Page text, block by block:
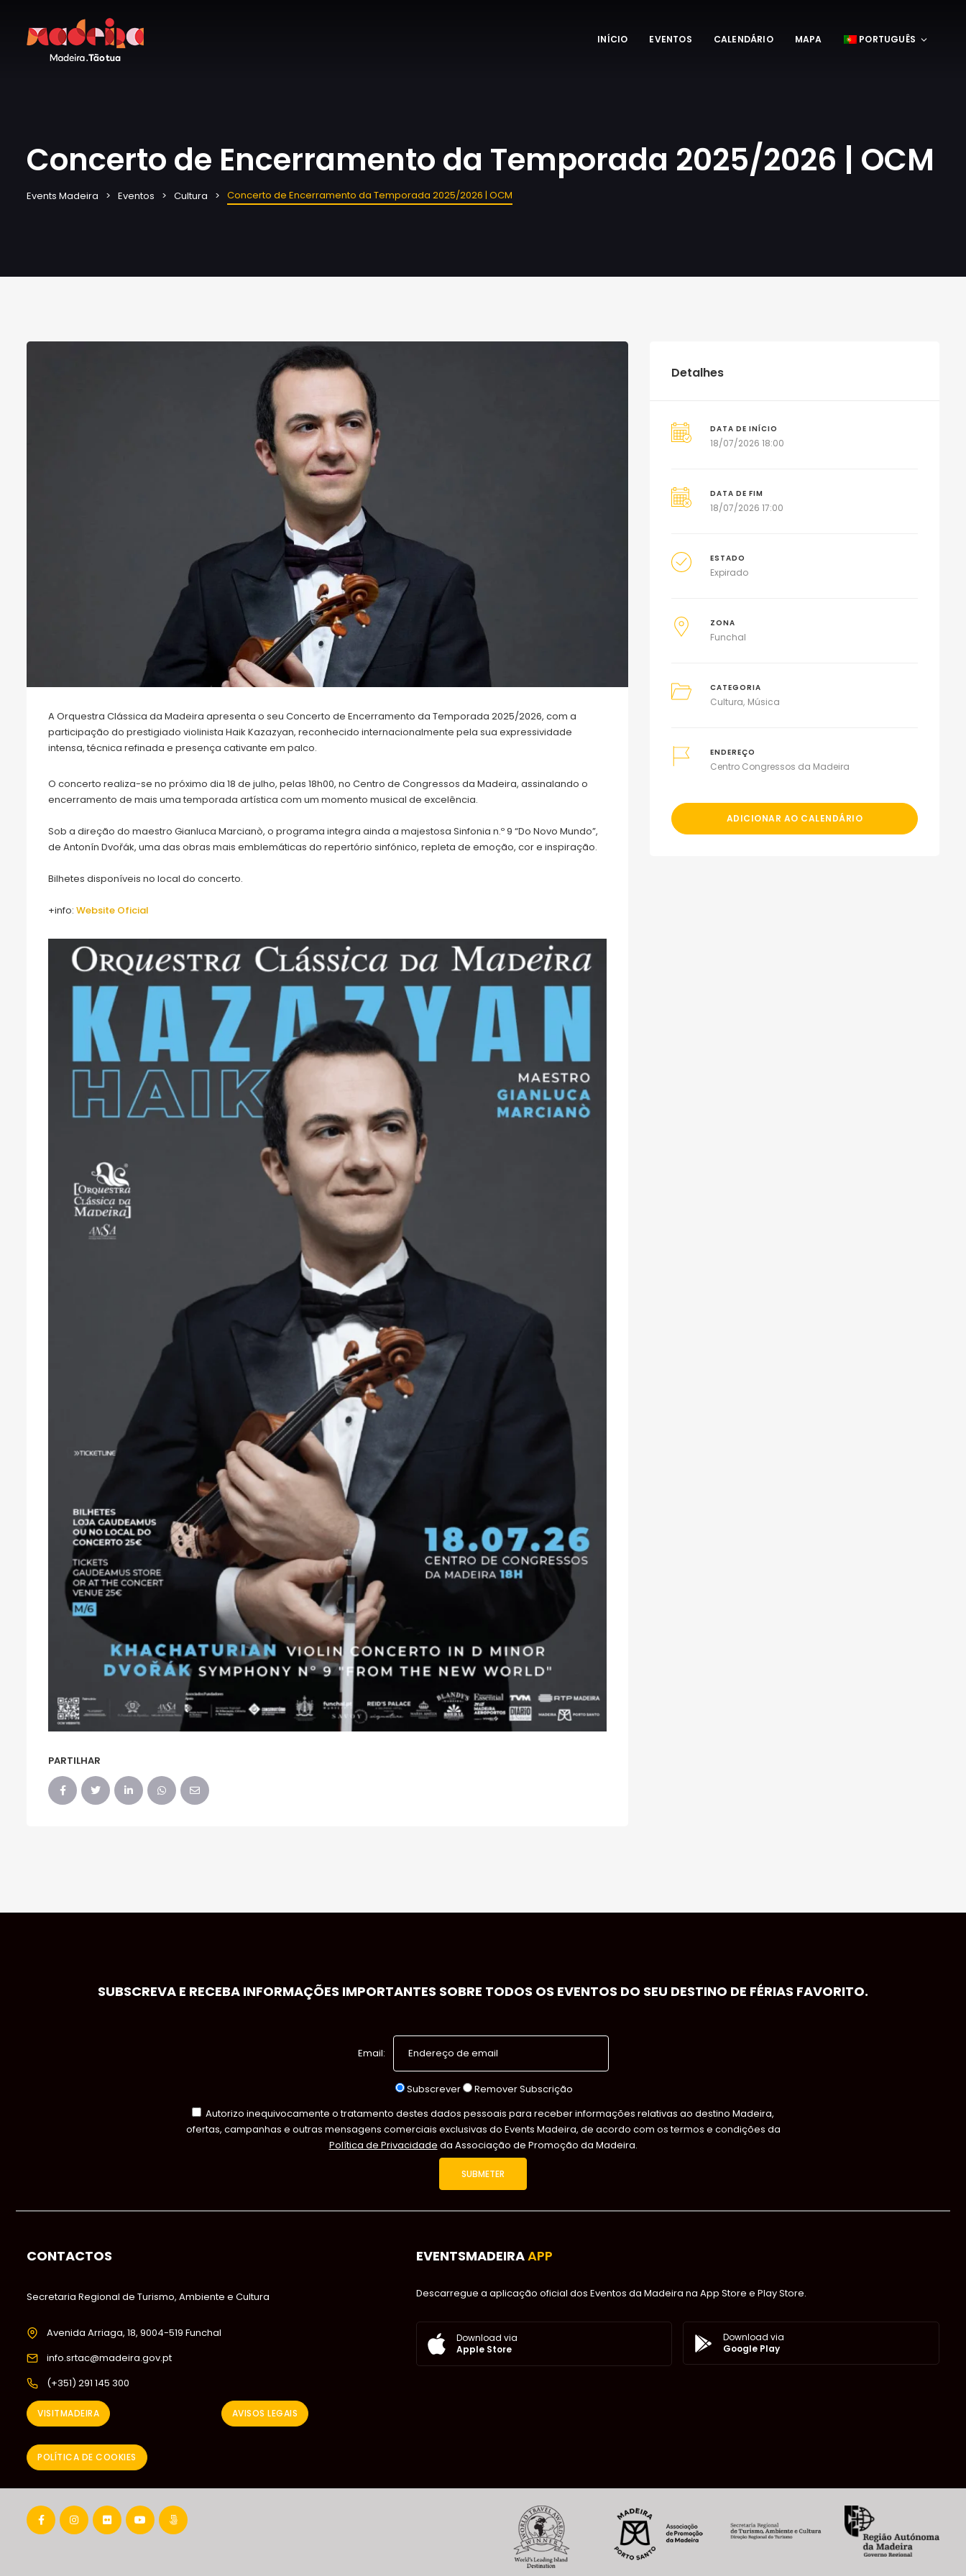
INÍCIO EVENTOS CALENDÁRIO MAPA PORTUGUÊS
Concerto de Encerramento da Temporada 2025/2026 | OCM
Events Madeira Eventos Cultura Concerto de Encerramento da Temporada 2025/2026 | OCM
A Orquestra Clássica da Madeira apresenta o seu Concerto de Encerramento da Temporada 2025/2026, com a
participação do prestigiado violinista Haik Kazazyan, reconhecido internacionalmente pela sua expressividade
intensa, técnica refinada e presença cativante em palco.
O concerto realiza-se no próximo dia 18 de julho, pelas 18h00, no Centro de Congressos da Madeira, assinalando o
encerramento de mais uma temporada artística com um momento musical de excelência.
Sob a direção do maestro Gianluca Marcianò, o programa integra ainda a majestosa Sinfonia n.º 9 “Do Novo Mundo”,
de Antonín Dvořák, uma das obras mais emblemáticas do repertório sinfónico, repleta de emoção, cor e inspiração.
Bilhetes disponíveis no local do concerto.
+info: Website Oficial
PARTILHAR
Detalhes
DATA DE INÍCIO
18/07/2026 18:00
DATA DE FIM
18/07/2026 17:00
ESTADO
Expirado
ZONA
Funchal
CATEGORIA
Cultura Música
ENDEREÇO
Centro Congressos da Madeira
ADICIONAR AO CALENDÁRIO
SUBSCREVA E RECEBA INFORMAÇÕES IMPORTANTES SOBRE TODOS OS EVENTOS DO SEU DESTINO DE FÉRIAS FAVORITO.
Email:
Subscrever
Remover Subscrição
Autorizo inequivocamente o tratamento destes dados pessoais para receber informações relativas ao destino Madeira,
ofertas, campanhas e outras mensagens comerciais exclusivas do Events Madeira, de acordo com os termos e condições da
Política de Privacidade da Associação de Promoção da Madeira.
CONTACTOS
Secretaria Regional de Turismo, Ambiente e Cultura
Avenida Arriaga, 18, 9004-519 Funchal
info.srtac@madeira.gov.pt
(+351) 291 145 300
VISITMADEIRA AVISOS LEGAIS
POLÍTICA DE COOKIES
EVENTSMADEIRAAPP
Descarregue a aplicação oficial dos Eventos da Madeira na App Store e Play Store.
Download via
Apple Store
Download via
Google Play